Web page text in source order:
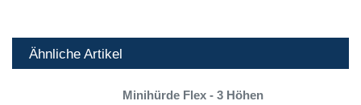
Ähnliche Artikel
Minihürde Flex - 3 Höhen